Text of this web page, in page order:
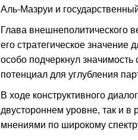
Аль-Мазруи и
Глава внешнеполитического
его стратегическое значение
особо подчеркнул
потенциал для углубления
В ходе конструктивного
двустороннем уровне, так и в
мнениями по широкому